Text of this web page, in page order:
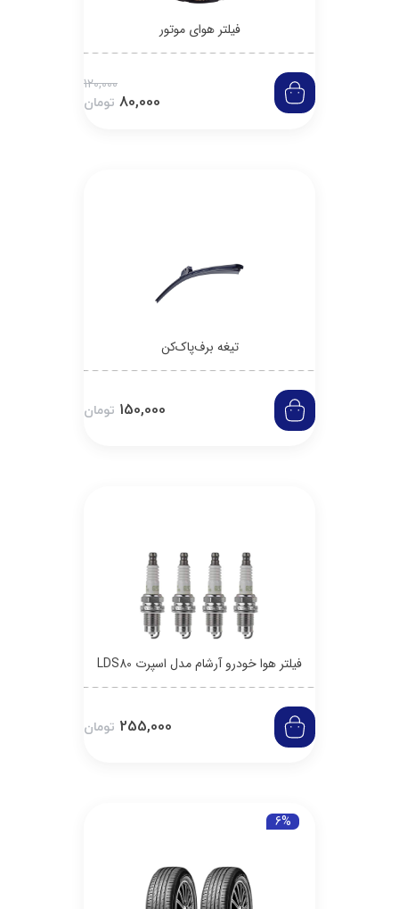
فیلتر هوای موتور
80,000 تومان
تیغه برف‌پاک‌کن
150,000 تومان
فیلتر هوا خودرو آرشام مدل اسپرت LDS80
255,000 تومان